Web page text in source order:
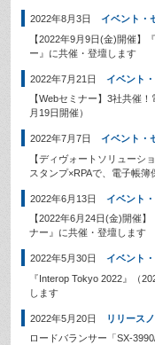
2022年8月3日
イベント・
【2022年9月9日(金)開催】
ー』に共催・登壇します
2022年7月21日
イベント
【Webセミナー】3社共催
月19日開催）
2022年7月7日
イベント・
【ディヴォートソリューシ
スタンプ×RPAで、電子帳
2022年6月13日
イベント
【2022年6月24日(金)開催
ナー』に共催・登壇します
2022年5月30日
イベント
『Interop Tokyo 2022』（
します
2022年5月20日
リリース
ロードバランサー「SX-